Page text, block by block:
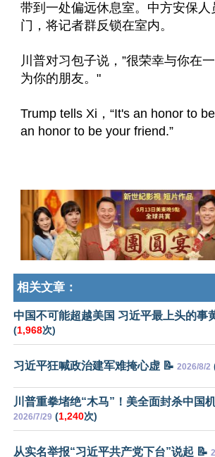
带到一处偏远休息室。中方安保人
门，将记者群反锁在室内。
川普对习包子说，”很荣幸与你在
为你的朋友。"
Trump tells Xi，“It's an honor to
an honor to be your friend.”
相关文章：
中国不可能超越美国 习近平最上头的事
(1,968次)
习近平狂喊政治建军难掩心虚 📝 2026/8/2
川普重拳堵绝“木马”！美全面封杀中国
2026/7/29 (1,240次)
从实名举报“习近平共产党下台”说起 📝